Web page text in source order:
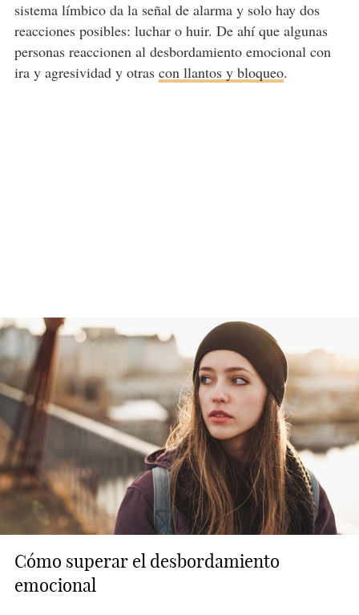
sistema límbico da la señal de alarma y solo hay dos
reacciones posibles: luchar o huir. De ahí que algunas
personas reaccionen al desbordamiento emocional con
ira y agresividad y otras con llantos y bloqueo.
Cómo superar el desbordamiento
emocional